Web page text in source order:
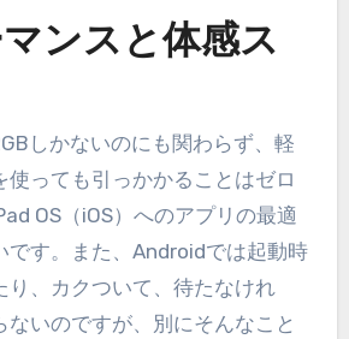
ンスと体感ス
しかないのにも関わらず、軽
使っても引っかかることはゼロ
OS（iOS）へのアプリの最適
です。また、Androidでは起動時
り、カクついて、待たなけれ
ないのですが、別にそんなこと